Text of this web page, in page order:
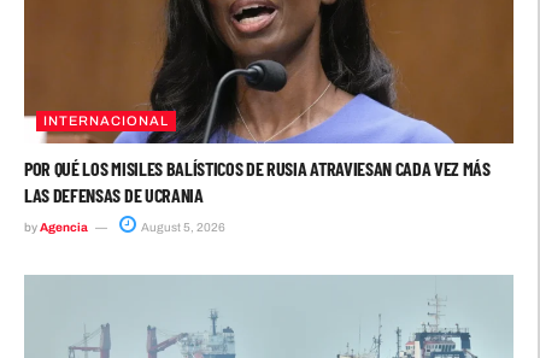
INTERNACIONAL
POR QUÉ LOS MISILES BALÍSTICOS DE RUSIA ATRAVIESAN CADA VEZ MÁS
LAS DEFENSAS DE UCRANIA
byAgencia August 5, 2026